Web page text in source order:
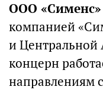
ООО «Сименс»
компанией
и Центральной
концерн
направлениям